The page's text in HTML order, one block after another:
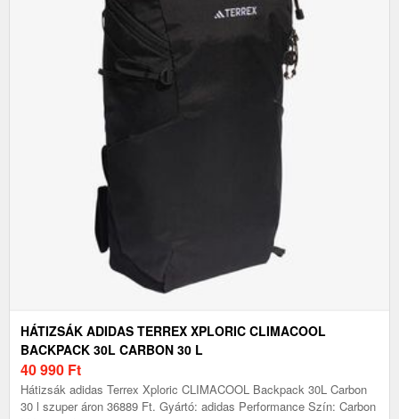
HÁTIZSÁK ADIDAS TERREX XPLORIC CLIMACOOL
BACKPACK 30L CARBON 30 L
40 990 Ft
Hátizsák adidas Terrex Xploric CLIMACOOL Backpack 30L Carbon
30 l szuper áron 36889 Ft. Gyártó: adidas Performance Szín: Carbon